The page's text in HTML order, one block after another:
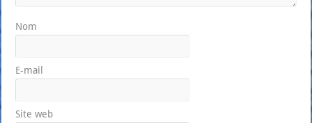
Nom
E-mail
Site web